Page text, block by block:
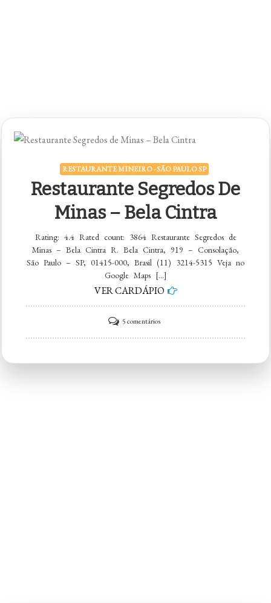
RESTAURANTE MINEIRO - SÃO PAULO SP
Restaurante Segredos De
Minas – Bela Cintra
Rating: 4.4 Rated count: 3864 Restaurante Segredos de
Minas – Bela Cintra R. Bela Cintra, 919 – Consolação,
São Paulo – SP, 01415-000, Brasil (11) 3214-5315 Veja no
Google Maps […]
VER CARDÁPIO
5 comentáriosem
Restaurante